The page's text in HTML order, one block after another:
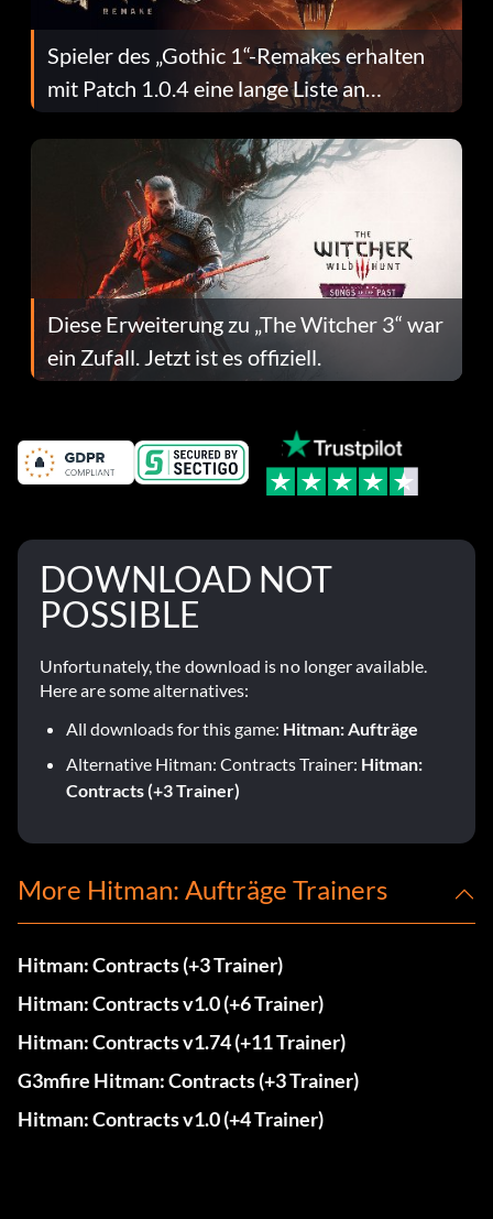
Spieler des „Gothic 1“-Remakes erhalten
mit Patch 1.0.4 eine lange Liste an
Fehlerbehebungen
Diese Erweiterung zu „The Witcher 3“ war
ein Zufall. Jetzt ist es offiziell.
DOWNLOAD NOT
POSSIBLE
Unfortunately, the download is no longer available.
Here are some alternatives:
All downloads for this game: Hitman: Aufträge
Alternative Hitman: Contracts Trainer: Hitman:
Contracts (+3 Trainer)
More Hitman: Aufträge Trainers
Hitman: Contracts (+3 Trainer)
Hitman: Contracts v1.0 (+6 Trainer)
Hitman: Contracts v1.74 (+11 Trainer)
G3mfire Hitman: Contracts (+3 Trainer)
Hitman: Contracts v1.0 (+4 Trainer)